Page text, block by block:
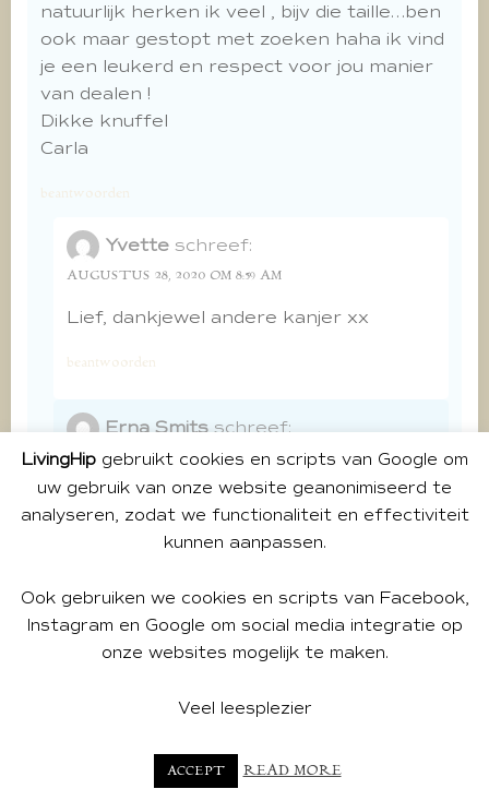
natuurlijk herken ik veel , bijv die taille…ben
ook maar gestopt met zoeken haha ik vind
je een leukerd en respect voor jou manier
van dealen !
Dikke knuffel
Carla
beantwoorden
Yvette schreef:
AUGUSTUS 28, 2020 OM 8:59 AM
Lief, dankjewel andere kanjer xx
beantwoorden
Erna Smits schreef:
AUGUSTUS 28, 2020 OM 1:23 PM
Wat een mooie blog heb je geschreven
Yvette en zo openhartig.
Zijn best heftige zaken die op jouw pad
relativeren ben je ver gekomen.
Lieve groet van een ander ouder
wordend meisje XErna
Yvette schreef:
AUGUSTUS 28, 2020 OM 7:38 PM
LivingHipgebruikt cookies en scripts van Google om
uw gebruik van onze website geanonimiseerd te
analyseren, zodat we functionaliteit en effectiviteit
kunnen aanpassen.
Ook gebruiken we cookies en scripts van Facebook,
Instagram en Google om social media integratie op
onze websites mogelijk te maken.
Veel leesplezier
ACCEPT READ MORE